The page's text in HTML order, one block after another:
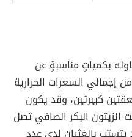
بكمياتٍ مناسبةٍ عن
أو بما يُشكّل 14% من إجمالي السعرات الحرارية
كبيرتين، وقد يكون
البكر الصافي تصل